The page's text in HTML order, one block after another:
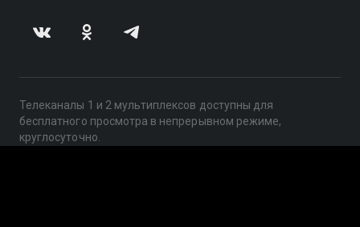
Телеканалы 1 и 2 мультиплексов доступны для
бесплатного просмотра в непрерывном режиме,
круглосуточно.